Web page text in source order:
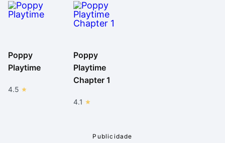
Poppy
Playtime
4.5
Poppy
Playtime
Chapter 1
4.1